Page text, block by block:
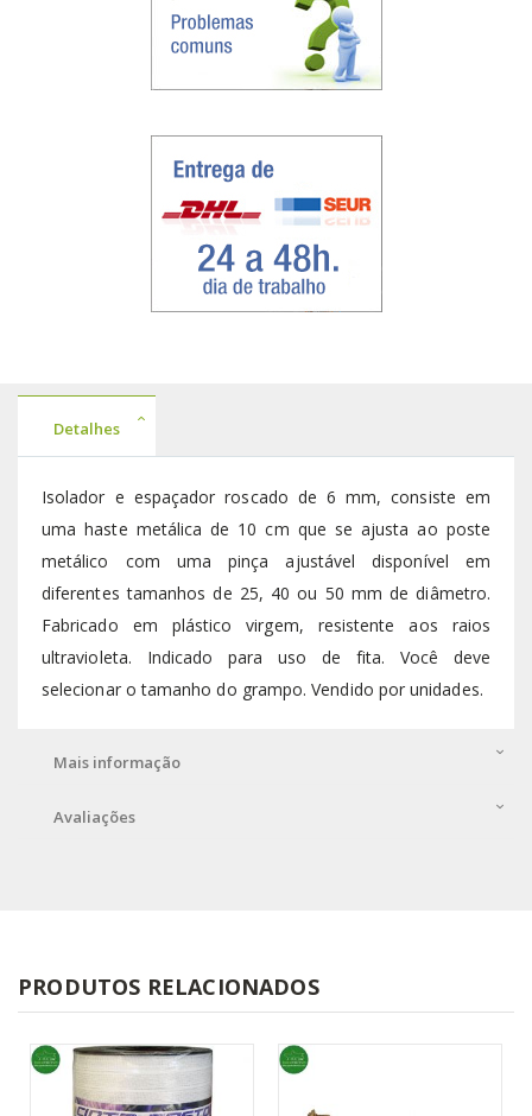
Detalhes
Isolador e espaçador roscado de 6 mm, consiste em
uma haste metálica de 10 cm que se ajusta ao poste
metálico com uma pinça ajustável disponível em
diferentes tamanhos de 25, 40 ou 50 mm de diâmetro.
Fabricado em plástico virgem, resistente aos raios
ultravioleta. Indicado para uso de fita. Você deve
selecionar o tamanho do grampo. Vendido por unidades.
Mais informação
Avaliações
PRODUTOS RELACIONADOS